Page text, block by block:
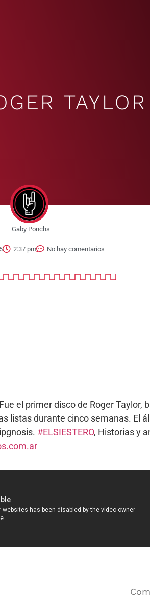
TAYLOR
Gaby Ponchs
2:37 pm No hay comentarios
el primer disco de Roger
listas durante cinco semanas. El
#ELSIESTERO, Historias y